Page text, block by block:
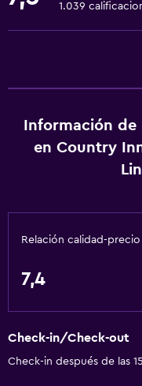
Artículos de aseo gratis
Champú
Aire acondicionado
Papeleras
Unidad accesible para
Mascotas permitidas
Ascensor
Ascensor disponible
1.039
Información
en Country
Relación calidad-precio
7,4
Check-in/Check-out
Check-in después de las